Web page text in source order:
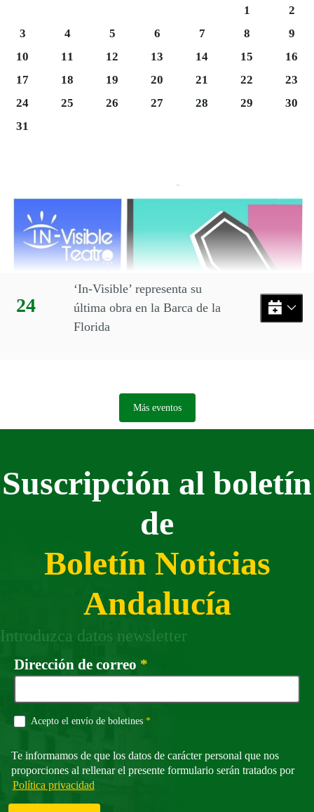
Sábado 1
1
2
Lunes 3
3 Martes 4
4 Miércoles 5
5 Jueves 6
6 Viernes 7
7 Sábado 8
8
9
Lunes 10
10 Martes 11
11 Miércoles 12
12 Jueves 13
13 Viernes 14
14 Sábado 15
15
16
Lunes 17
17 Martes 18
18 Miércoles 19
19 Jueves 20
20 Viernes 21
21 Sábado 22
22
23
24
Martes 25
25 Miércoles 26
26 Jueves 27
27 Viernes 28
28 Sábado 29
29
30
Lunes 31
31
Eventos disponibles en el
Día:
24
‘In-Visible’ representa su
última obra en la Barca de la
Florida
Más eventos
Suscripción al boletín
de
Boletín Noticias
Andalucía
Introduzca datos newsletter
Dirección de correo *
Acepto el envío de boletines *Campo obligatorio
Te informamos de que los datos de carácter personal que nos
proporciones al rellenar el presente formulario serán tratados por
Política privacidad